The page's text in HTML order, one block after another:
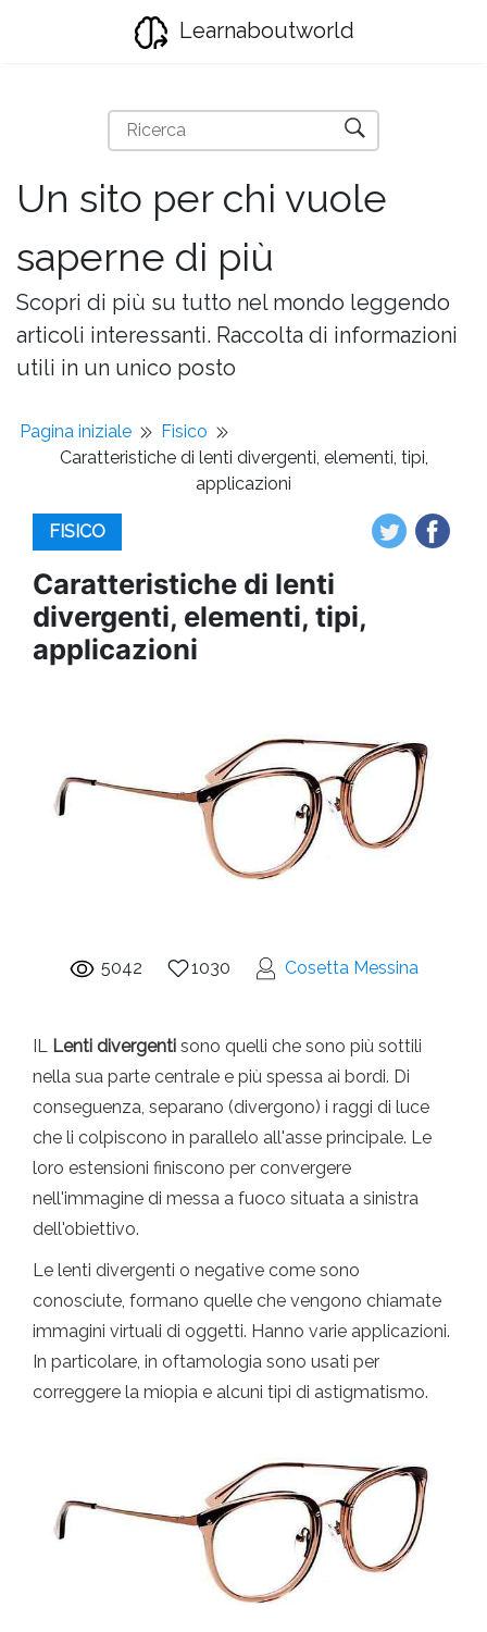
Learnaboutworld
Un sito per chi vuole
saperne di più
Scopri di più su tutto nel mondo leggendo
articoli interessanti. Raccolta di informazioni
utili in un unico posto
Pagina iniziale
Fisico
Caratteristiche di lenti divergenti, elementi, tipi,
applicazioni
FISICO
Caratteristiche di lenti
divergenti, elementi, tipi,
applicazioni
5042 1030 Cosetta Messina
IL Lenti divergenti sono quelli che sono più sottili
nella sua parte centrale e più spessa ai bordi. Di
conseguenza, separano (divergono) i raggi di luce
che li colpiscono in parallelo all'asse principale. Le
loro estensioni finiscono per convergere
nell'immagine di messa a fuoco situata a sinistra
dell'obiettivo.
Le lenti divergenti o negative come sono
conosciute, formano quelle che vengono chiamate
immagini virtuali di oggetti. Hanno varie applicazioni.
In particolare, in oftamologia sono usati per
correggere la miopia e alcuni tipi di astigmatismo.